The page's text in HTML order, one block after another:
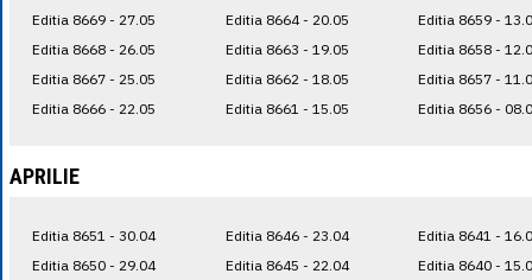
Editia 8669 - 27.05
Editia 8668 - 26.05
Editia 8667 - 25.05
Editia 8666 - 22.05
Editia 8664 - 20.05
Editia 8663 - 19.05
Editia 8662 - 18.05
Editia 8661 - 15.05
Editia 8659 -
Editia 8658 -
Editia 8657 -
Editia 8656 -
APRILIE
Editia 8651 - 30.04
Editia 8650 - 29.04
Editia 8646 - 23.04
Editia 8645 - 22.04
Editia 8641 -
Editia 8640 -